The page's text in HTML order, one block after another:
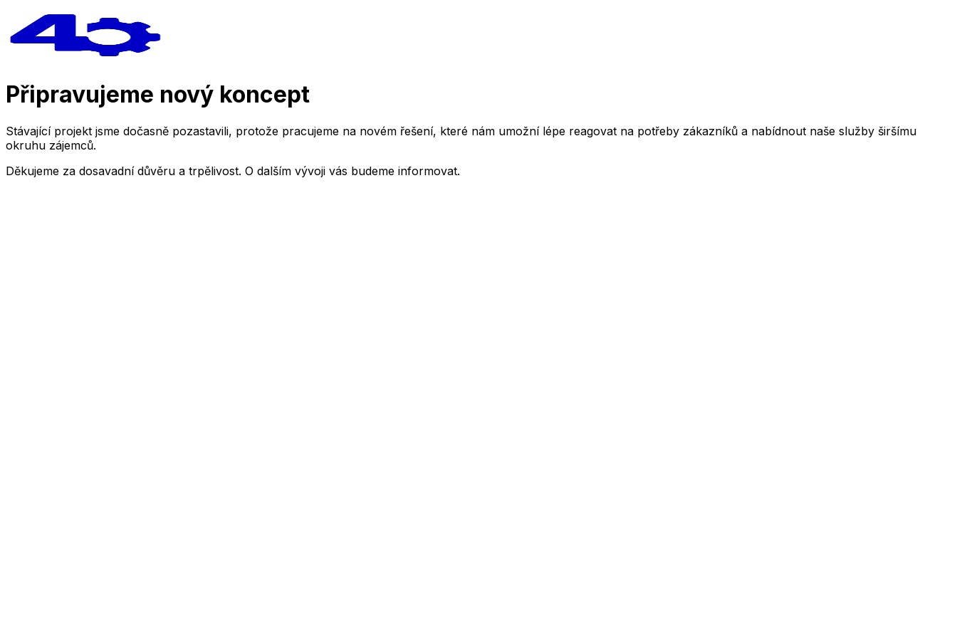
Připravujeme nový koncept
Stávající projekt jsme dočasně pozastavili, protože pracujeme na novém řešení, které nám umožní lépe reagovat na potřeby zákazníků a nabídnout naše služby širšímu
okruhu zájemců.
Děkujeme za dosavadní důvěru a trpělivost. O dalším vývoji vás budeme informovat.